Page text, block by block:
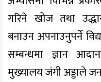
गरिने खोज तथा
बनाउन अपनाउनुपर्ने
सम्बन्धमा ज्ञान
मुख्यालय जंगी अड्डाले